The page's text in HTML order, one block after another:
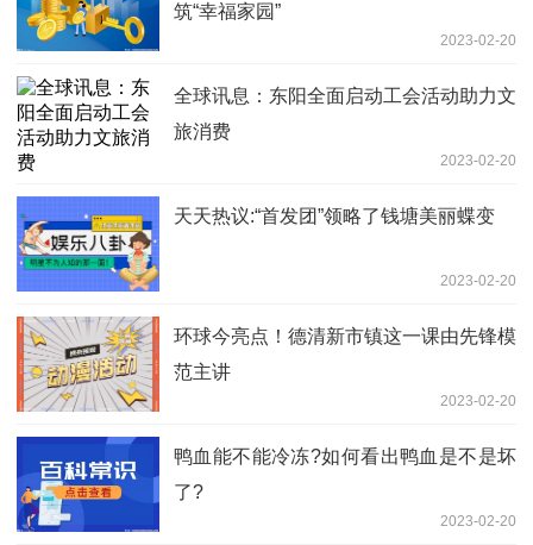
筑“幸福家园”
2023-02-20
全球讯息：东阳全面启动工会活动助力文
旅消费
2023-02-20
天天热议:“首发团”领略了钱塘美丽蝶变
2023-02-20
环球今亮点！德清新市镇这一课由先锋模
范主讲
2023-02-20
鸭血能不能冷冻?如何看出鸭血是不是坏
了?
2023-02-20